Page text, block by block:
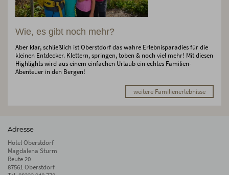
Wie, es gibt noch mehr?
Aber klar, schließlich ist Oberstdorf das wahre Erlebnisparadies für die
kleinen Entdecker. Klettern, springen, toben & noch viel mehr! Mit diesen
Highlights wird aus einem einfachen Urlaub ein echtes Familien-
Abenteuer in den Bergen!
weitere Familienerlebnisse
Adresse
Hotel Oberstdorf
Magdalena Sturm
Reute 20
87561 Oberstdorf